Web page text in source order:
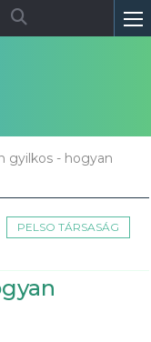
gyilkos - hogyan
PELSO TÁRSASÁG